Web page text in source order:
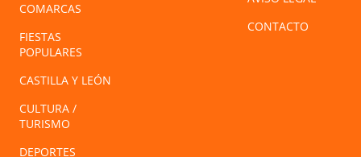
COMARCAS
FIESTAS
POPULARES
CASTILLA Y LEÓN
CULTURA /
TURISMO
DEPORTES
CONTACTO